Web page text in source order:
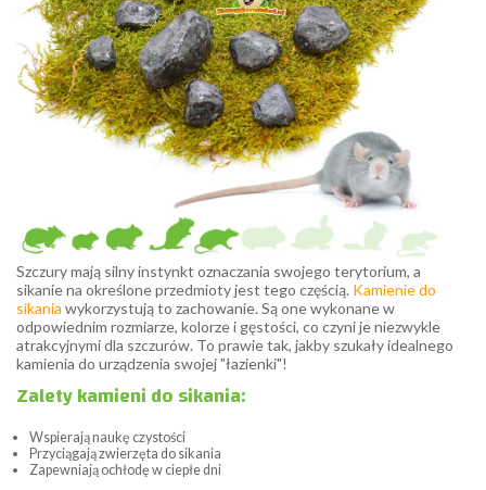
Szczury mają silny instynkt oznaczania swojego terytorium, a
sikanie na określone przedmioty jest tego częścią. Kamienie do
sikania wykorzystują to zachowanie. Są one wykonane w
odpowiednim rozmiarze, kolorze i gęstości, co czyni je niezwykle
atrakcyjnymi dla szczurów. To prawie tak, jakby szukały idealnego
kamienia do urządzenia swojej "łazienki"!
Zalety kamieni do sikania:
Wspierają naukę czystości
Przyciągają zwierzęta do sikania
Zapewniają ochłodę w ciepłe dni